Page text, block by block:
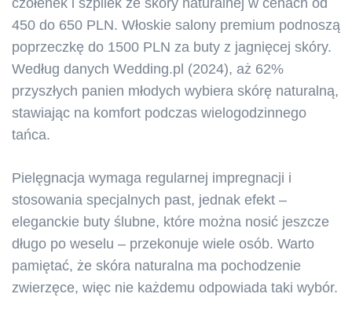
czółenek i szpilek ze skóry naturalnej w cenach od
450 do 650 PLN. Włoskie salony premium podnoszą
poprzeczkę do 1500 PLN za buty z jagnięcej skóry.
Według danych Wedding.pl (2024), aż 62%
przyszłych panien młodych wybiera skórę naturalną,
stawiając na komfort podczas wielogodzinnego
tańca.
Pielęgnacja wymaga regularnej impregnacji i
stosowania specjalnych past, jednak efekt –
eleganckie buty ślubne, które można nosić jeszcze
długo po weselu – przekonuje wiele osób. Warto
pamiętać, że skóra naturalna ma pochodzenie
zwierzęce, więc nie każdemu odpowiada taki wybór.